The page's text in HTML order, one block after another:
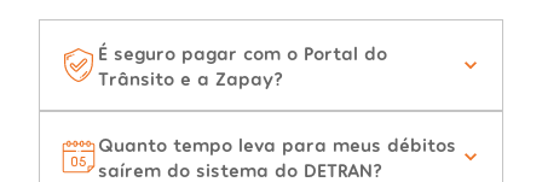
É seguro pagar com o Portal do
Trânsito e a Zapay?
Quanto tempo leva para meus débitos
saírem do sistema do DETRAN?